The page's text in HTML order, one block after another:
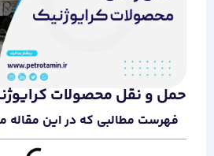
حمل و نقل محصولات
فهرست مطالبی که در این مقاله